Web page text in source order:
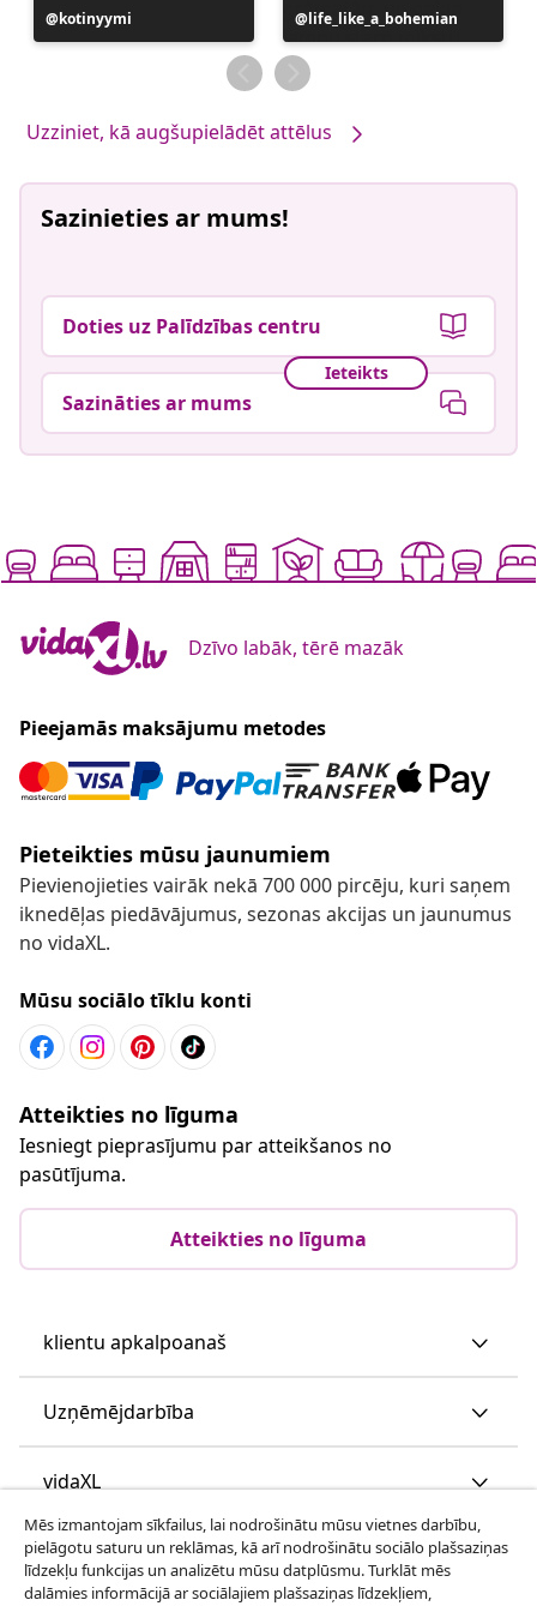
Ierakstu
publicējis
kotinyymi
Ierakstu
publicējis
life_like_a_bohemian
Uzziniet, kā augšupielādēt attēlus
Sazinieties ar mums!
Doties uz Palīdzības centru
Ieteikts
Sazināties ar mums
Dzīvo labāk, tērē mazāk
Pieejamās maksājumu metodes
Pieteikties mūsu jaunumiem
Pievienojieties vairāk nekā 700 000 pircēju, kuri saņem
iknedēļas piedāvājumus, sezonas akcijas un jaunumus
no vidaXL.
Mūsu sociālo tīklu konti
Atteikties no līguma
Iesniegt pieprasījumu par atteikšanos no
pasūtījuma.
Atteikties no līguma
klientu apkalpoanaš
Uzņēmējdarbība
vidaXL
Apskatiet vairāk
Mēs izmantojam sīkfailus, lai nodrošinātu mūsu vietnes darbību,
pielāgotu saturu un reklāmas, kā arī nodrošinātu sociālo plašsaziņas
līdzekļu funkcijas un analizētu mūsu datplūsmu. Turklāt mēs
dalāmies informācijā ar sociālajiem plašsaziņas līdzekļiem,